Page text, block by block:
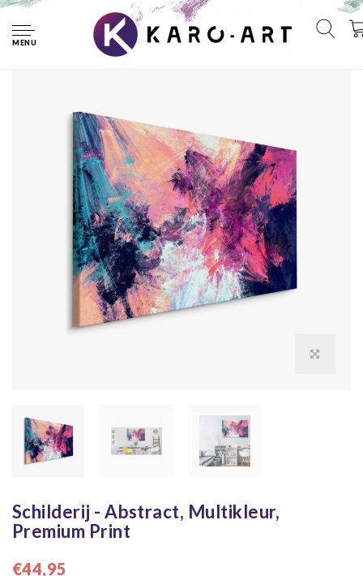
MENU
Schilderij - Abstract, Multikleur, Premium Print
Schilderij - Abstract, Multikleur,
Premium Print
€44,95